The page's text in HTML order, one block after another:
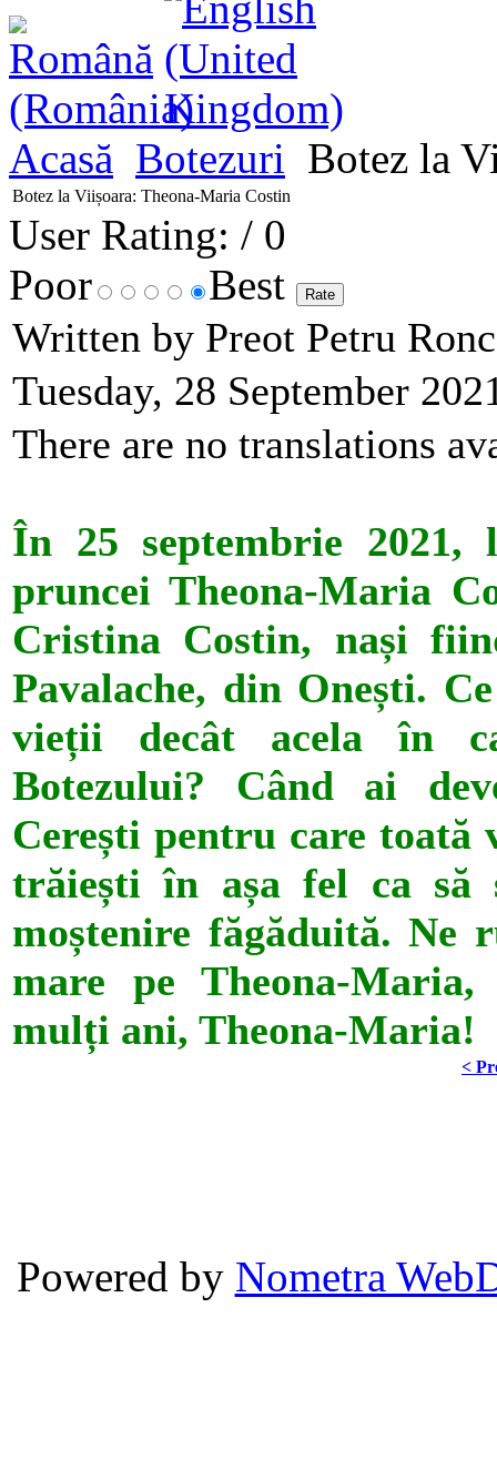
Acasă Botezuri Botez la
Botez la Viișoara: Theona-Maria Costin
User Rating: / 0
Poor
Best
Written by Preot Petru
Tuesday, 28 September
There are no translations
În 25 septembrie
pruncei Theona-Maria
Cristina Costin, nași
Pavalache, din Onești.
vieții decât acela în
Botezului? Când ai
Cerești pentru care toată
trăiești în așa fel ca să
moștenire făgăduită. Ne
mare pe Theona-
mulți ani, Theona-Maria!
<
Powered by Nometra